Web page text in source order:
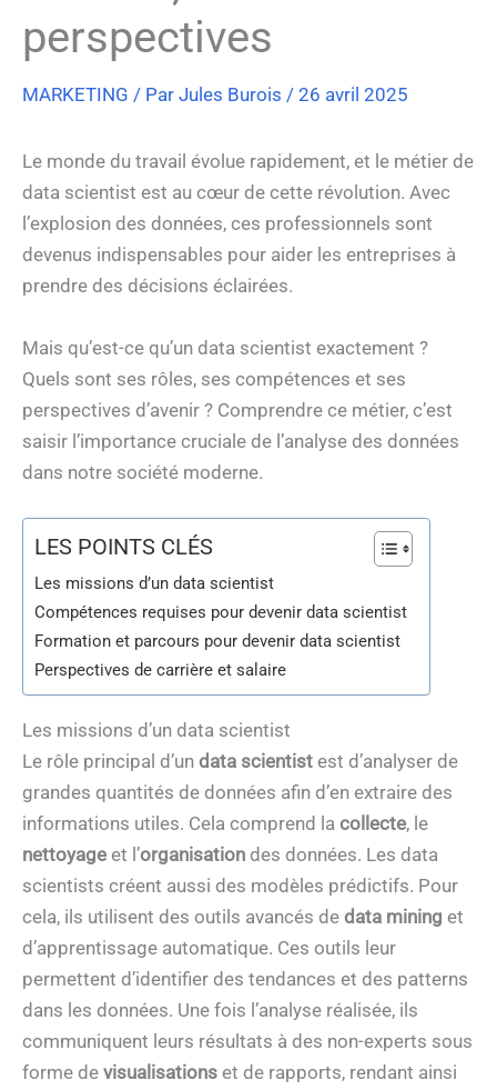
perspectives
MARKETING / Par Jules Burois / 26 avril 2025
Le monde du travail évolue rapidement, et le métier de
data scientist est au cœur de cette révolution. Avec
l’explosion des données, ces professionnels sont
devenus indispensables pour aider les entreprises à
prendre des décisions éclairées.
Mais qu’est-ce qu’un data scientist exactement ?
Quels sont ses rôles, ses compétences et ses
perspectives d’avenir ? Comprendre ce métier, c’est
saisir l’importance cruciale de l’analyse des données
dans notre société moderne.
LES POINTS CLÉS
Les missions d’un data scientist
Compétences requises pour devenir data scientist
Formation et parcours pour devenir data scientist
Perspectives de carrière et salaire
Les missions d’un data scientist
Le rôle principal d’un data scientist est d’analyser de
grandes quantités de données afin d’en extraire des
informations utiles. Cela comprend la collecte, le
nettoyage et l’organisation des données. Les data
scientists créent aussi des modèles prédictifs. Pour
cela, ils utilisent des outils avancés de data mining et
d’apprentissage automatique. Ces outils leur
permettent d’identifier des tendances et des patterns
dans les données. Une fois l’analyse réalisée, ils
communiquent leurs résultats à des non-experts sous
forme de visualisations et de rapports, rendant ainsi